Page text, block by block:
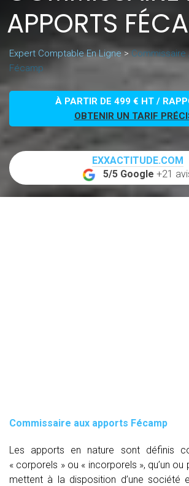
APPORTS
Expert Comptable En Ligne>Commissaire
Fécamp
À PARTIR DE 499 € HT /
OBTENIR UN TARIF
EXXACTITUDE.COM
5/5 Google +21
Commissaire aux apports Fécamp
Les apports en nature sont définis
« corporels » ou « incorporels », qu’un
mettent à la disposition d’une société